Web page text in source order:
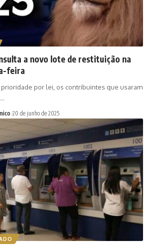
a novo lote de restituição na
feira
prioridade por lei, os contribuintes que usaram
20 de junho de 2025